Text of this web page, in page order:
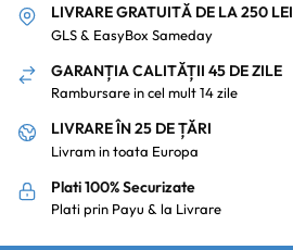
LIVRARE GRATUITĂ DE LA 250 LEI
GLS & EasyBox Sameday
GARANȚIA CALITĂȚII 45 DE ZILE
Rambursare in cel mult 14 zile
LIVRARE ÎN 25 DE ȚĂRI
Livram in toata Europa
Plati 100% Securizate
Plati prin Payu & la Livrare